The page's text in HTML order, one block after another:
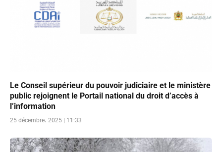
Le Conseil supérieur du pouvoir judiciaire et le ministère
public rejoignent le Portail national du droit d’accès à
l’information
25 décembre، 2025 | 11:33